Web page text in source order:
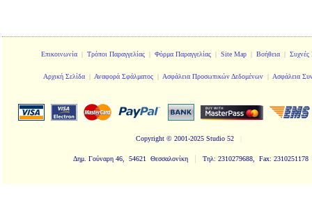
Επικοινωνία| Τρόποι Παραγγελίας| Φόρμα Παραγγελίας| Site Map| Βοήθεια| Συχνές
Αρχική Σελίδα | Αναφορά Σφάλματος | Ασφάλεια Προσωπικών Δεδομένων | Ασφάλεια
Copyright © 2001-2025 Studio 52
Δημ. Γούναρη 46, 54621 Θεσσαλονίκη | Τηλ: 2310279688, Fax: 2310251178